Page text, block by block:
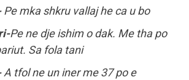
Pe mka shkru vallaj he ca u bo
Pe ne dje ishim o dak. Me tha po
Sa fola tani
A tfol ne un iner me 37 po e